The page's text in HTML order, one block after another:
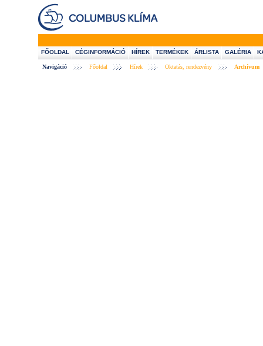
FŐOLDAL CÉGINFORMÁCIÓ HÍREK TERMÉKEK ÁRLISTA GALÉRIA
Navigáció Főoldal Hírek Oktatás, rendezvény Archívum